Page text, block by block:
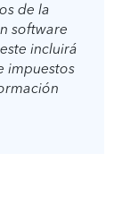
de la
software
incluirá
impuestos